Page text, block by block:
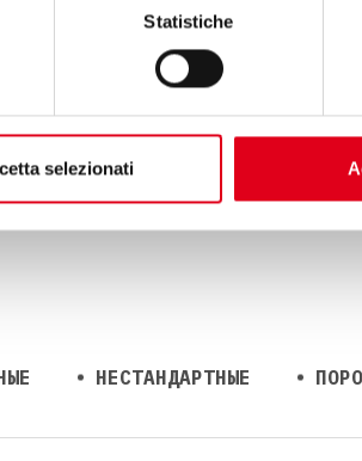
Statistiche
selezionati
НЕСТАНДАРТНЫЕ